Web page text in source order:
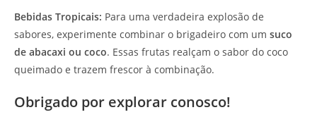
Bebidas Tropicais: Para uma verdadeira explosão de
sabores, experimente combinar o brigadeiro com um suco
de abacaxi ou coco. Essas frutas realçam o sabor do coco
queimado e trazem frescor à combinação.
Obrigado por explorar conosco!